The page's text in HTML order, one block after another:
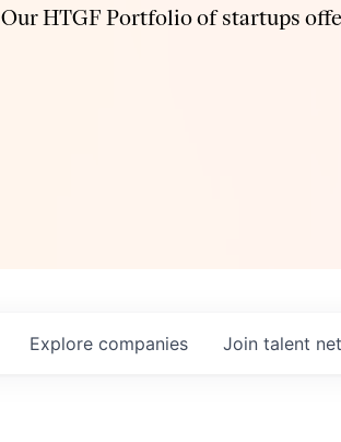
Our HTGF Portfolio of startups
Explore companies Join talent